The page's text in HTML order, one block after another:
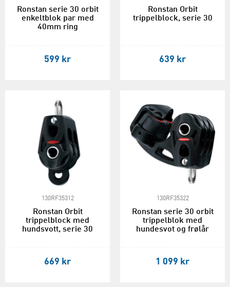
Ronstan serie 30 orbit
enkeltblok par med
40mm ring
599 kr
Ronstan Orbit
trippelblock, serie 30
639 kr
130RF35312
Ronstan Orbit
trippelblock med
hundsvott, serie 30
669 kr
130RF35322
Ronstan serie 30 orbit
trippelblok med
hundesvot og frølår
1 099 kr